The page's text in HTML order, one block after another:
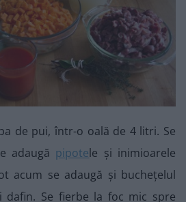
de pui, într-o oală de 4 litri. Se
adaugă pipotele și inimioarele
acum se adaugă și buchețelul
Se fierbe la foc mic spre